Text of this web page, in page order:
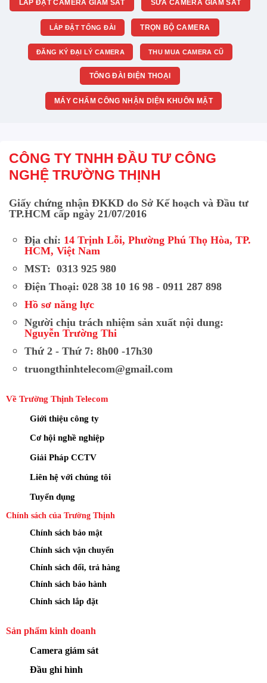
LẮP ĐẶT CAMERA GIÁM SÁT SỬA CAMERA GIÁM SÁT
LẮP ĐẶT TỔNG ĐÀI TRỌN BỘ CAMERA
ĐĂNG KÝ ĐẠI LÝ CAMERA THU MUA CAMERA CŨ
TỔNG ĐÀI ĐIỆN THOẠI
MÁY CHẤM CÔNG NHẬN DIỆN KHUÔN MẶT
CÔNG TY TNHH ĐẦU TƯ CÔNG
NGHỆ TRƯỜNG THỊNH
Giấy chứng nhận ĐKKD do Sở Kế hoạch và Đầu tư
TP.HCM cấp ngày 21/07/2016
Địa chỉ: 14 Trịnh Lỗi, Phường Phú Thọ Hòa, TP.
HCM, Việt Nam
MST: 0313 925 980
Điện Thoại: 028 38 10 16 98 - 0911 287 898
Hồ sơ năng lực
Người chịu trách nhiệm sản xuất nội dung:
Nguyễn Trường Thi
Thứ 2 - Thứ 7: 8h00 -17h30
truongthinhtelecom@gmail.com
Về Trường Thịnh Telecom
Giới thiệu công ty
Cơ hội nghề nghiệp
Giải Pháp CCTV
Liên hệ với chúng tôi
Tuyển dụng
Chính sách của Trường Thịnh
Chính sách bảo mật
Chính sách vận chuyển
Chính sách đổi, trả hàng
Chính sách bảo hành
Chính sách lắp đặt
Sản phẩm kinh doanh
Camera giám sát
Đầu ghi hình